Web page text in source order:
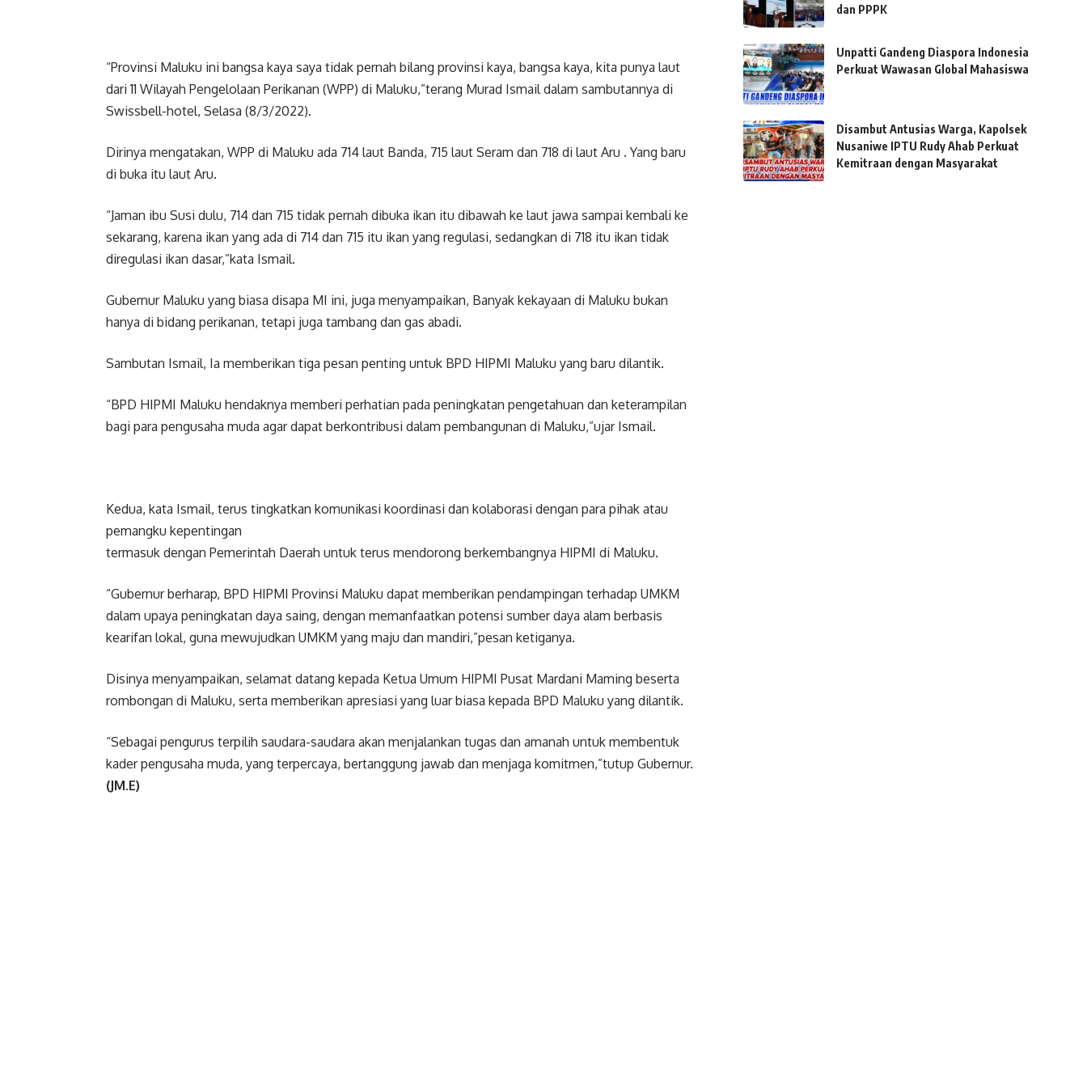
“Provinsi Maluku ini bangsa kaya saya tidak pernah bilang provinsi kaya, bangsa kaya, kita punya laut
dari 11 Wilayah Pengelolaan Perikanan (WPP) di Maluku,”terang Murad Ismail dalam sambutannya di
Swissbell-hotel, Selasa (8/3/2022).
Dirinya mengatakan, WPP di Maluku ada 714 laut Banda, 715 laut Seram dan 718 di laut Aru . Yang baru
di buka itu laut Aru.
“Jaman ibu Susi dulu, 714 dan 715 tidak pernah dibuka ikan itu dibawah ke laut jawa sampai kembali ke
sekarang, karena ikan yang ada di 714 dan 715 itu ikan yang regulasi, sedangkan di 718 itu ikan tidak
diregulasi ikan dasar,”kata Ismail.
Gubernur Maluku yang biasa disapa MI ini, juga menyampaikan, Banyak kekayaan di Maluku bukan
hanya di bidang perikanan, tetapi juga tambang dan gas abadi.
Sambutan Ismail, Ia memberikan tiga pesan penting untuk BPD HIPMI Maluku yang baru dilantik.
“BPD HIPMI Maluku hendaknya memberi perhatian pada peningkatan pengetahuan dan keterampilan
bagi para pengusaha muda agar dapat berkontribusi dalam pembangunan di Maluku,”ujar Ismail.
Kedua, kata Ismail, terus tingkatkan komunikasi koordinasi dan kolaborasi dengan para pihak atau
pemangku kepentingan
termasuk dengan Pemerintah Daerah untuk terus mendorong berkembangnya HIPMI di Maluku.
“Gubernur berharap, BPD HIPMI Provinsi Maluku dapat memberikan pendampingan terhadap UMKM
dalam upaya peningkatan daya saing, dengan memanfaatkan potensi sumber daya alam berbasis
kearifan lokal, guna mewujudkan UMKM yang maju dan mandiri,”pesan ketiganya.
Disinya menyampaikan, selamat datang kepada Ketua Umum HIPMI Pusat Mardani Maming beserta
rombongan di Maluku, serta memberikan apresiasi yang luar biasa kepada BPD Maluku yang dilantik.
“Sebagai pengurus terpilih saudara-saudara akan menjalankan tugas dan amanah untuk membentuk
kader pengusaha muda, yang terpercaya, bertanggung jawab dan menjaga komitmen,”tutup Gubernur.
(JM.E)
dan PPPK
Unpatti Gandeng Diaspora Indonesia
Perkuat Wawasan Global Mahasiswa
Disambut Antusias Warga, Kapolsek
Nusaniwe IPTU Rudy Ahab Perkuat
Kemitraan dengan Masyarakat